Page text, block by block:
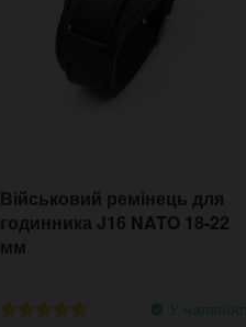
Військовий ремінець для
годинника J16 NATO 18-22
мм
У